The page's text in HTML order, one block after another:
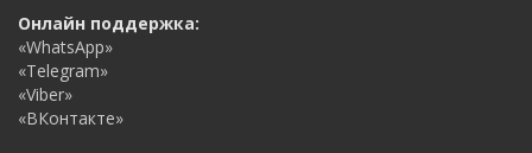
Онлайн поддержка:
«WhatsApp»
«Telegram»
«Viber»
«ВКонтакте»